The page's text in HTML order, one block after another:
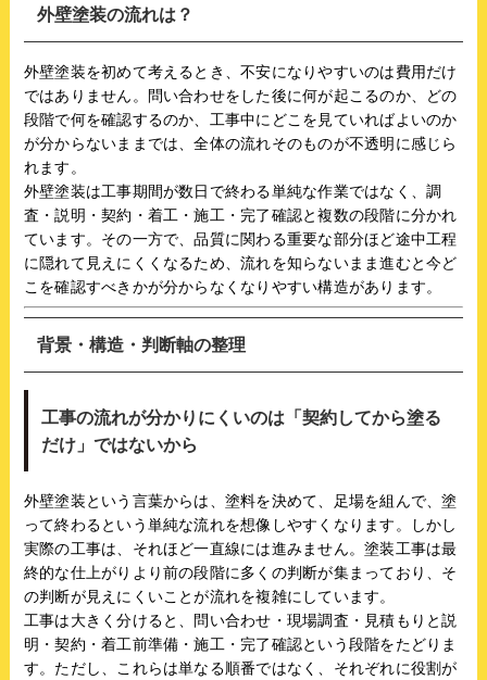
外壁塗装の流れは？
外壁塗装を初めて考えるとき、不安になりやすいのは費用だけ
ではありません。問い合わせをした後に何が起こるのか、どの
段階で何を確認するのか、工事中にどこを見ていればよいのか
が分からないままでは、全体の流れそのものが不透明に感じら
れます。
外壁塗装は工事期間が数日で終わる単純な作業ではなく、調
査・説明・契約・着工・施工・完了確認と複数の段階に分かれ
ています。その一方で、品質に関わる重要な部分ほど途中工程
に隠れて見えにくくなるため、流れを知らないまま進むと今ど
こを確認すべきかが分からなくなりやすい構造があります。
背景・構造・判断軸の整理
工事の流れが分かりにくいのは「契約してから塗る
だけ」ではないから
外壁塗装という言葉からは、塗料を決めて、足場を組んで、塗
って終わるという単純な流れを想像しやすくなります。しかし
実際の工事は、それほど一直線には進みません。塗装工事は最
終的な仕上がりより前の段階に多くの判断が集まっており、そ
の判断が見えにくいことが流れを複雑にしています。
工事は大きく分けると、問い合わせ・現場調査・見積もりと説
明・契約・着工前準備・施工・完了確認という段階をたどりま
す。ただし、これらは単なる順番ではなく、それぞれに役割が